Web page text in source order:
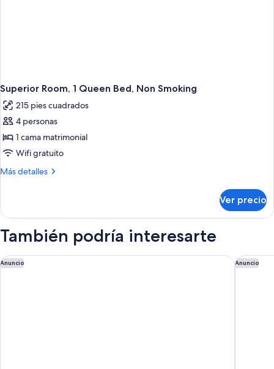
Superior Room, 1 Queen Bed, Non Smoking
215 pies cuadrados
4 personas
1 cama matrimonial
Wifi gratuito
Más detalles
Más
Room,
Queen
Non
Smoking
Ver precio
También podría interesarte
Anuncio
OKKO Hotels Strasbourg Centre Anuncio